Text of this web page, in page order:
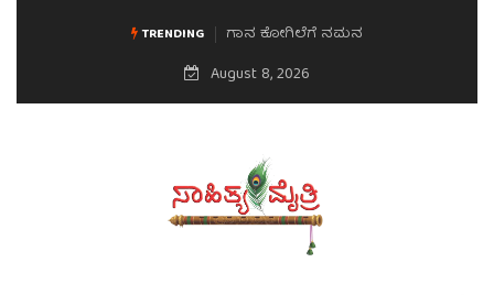
TRENDING ಗಾನ ಕೋಗಿಲೆಗೆ ನಮನ
August 8, 2026